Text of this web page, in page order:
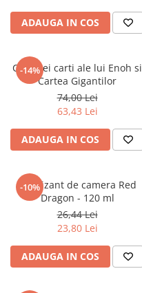
Carti erotice
Adult
Crime, Thriller, Mistery
Literatura Romana
Poezie
romantice
Senzatii/Dragoste
Senzatii/Erotic
Senzatii/Thriller
ADAUGA IN COS
-14%
Cele trei carti ale lui Enoh si
Cartea Gigantilor
74,00 Lei
63,43 Lei
ADAUGA IN COS
-10%
Odorizant de camera Red
Dragon - 120 ml
26,44 Lei
23,80 Lei
ADAUGA IN COS